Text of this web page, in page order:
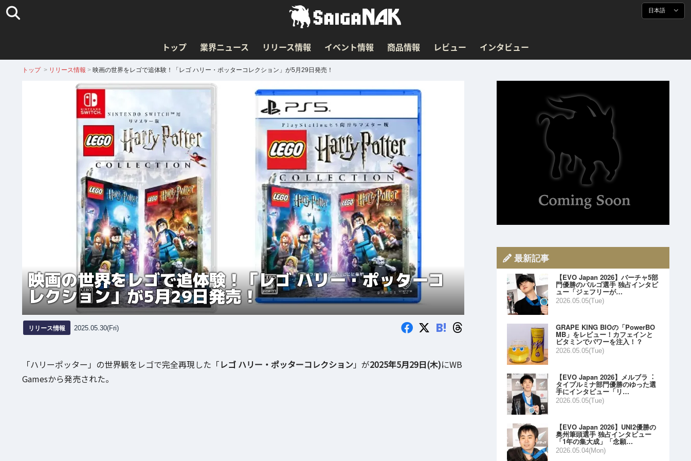
日本語
トップ 業界ニュース リリース情報 イベント情報 商品情報 レビュー インタビュー
トップ > リリース情報 > 映画の世界をレゴで追体験！「レゴ ハリー・ポッターコレクション」が5月29日発売！
映画の世界をレゴで追体験！「レゴ ハリー・ポッターコ
レクション」が5月29日発売！
リリース情報 2025.05.30(Fri) B!
「ハリーポッター」の世界観をレゴで完全再現した「レゴ ハリー・ポッターコレクション」が2025年5月29日(木)にWB
Gamesから発売された。
最新記事
【EVO Japan 2026】バーチャ5部
門優勝のバルゴ選手 独占インタビ
ュー「ジェフリーが…
2026.05.05(Tue)
GRAPE KING BIOの「PowerBO
MB」をレビュー！カフェインと
ビタミンでパワーを注入！？
2026.05.05(Tue)
【EVO Japan 2026】メルブラ︓
タイプルミナ部門優勝のゆった選
手にインタビュー「リ…
2026.05.05(Tue)
【EVO Japan 2026】UNI2優勝の
奥州筆頭選手 独占インタビュー
「1年の集大成」「念願…
2026.05.04(Mon)